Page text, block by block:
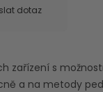
dotaz
zařízení s
a na metody